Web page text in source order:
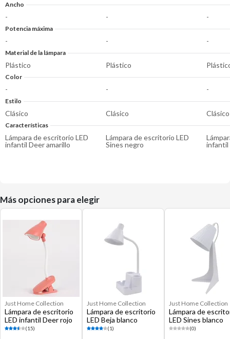
Ancho
- - -
Potencia máxima
- - -
Material de la lámpara
Plástico Plástico
Color
- - -
Estilo
Clásico Clásico Clásico
Características
Lámpara de escritorio LED
infantil Deer amarillo
Lámpara de escritorio LED
Sines negro
infantil
Más opciones para elegir
Just Home Collection
Lámpara de escritorio
LED infantil Deer rojo
(15)
Just Home Collection
Lámpara de escritorio
LED Beja blanco
(1)
Just Home Collection
Lámpara de
LED Sines blanco
(0)